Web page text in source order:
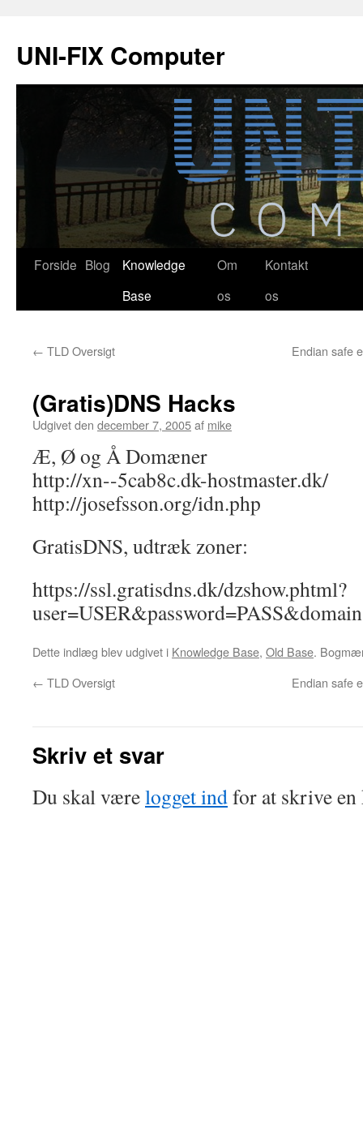
indhold
UNI-FIX Computer
Forside Blog
Knowledge
Base
Om
os
Kontakt
os
← TLD Oversigt Endian safe
(Gratis)DNS Hacks
Udgivet den december 7, 2005af mike
Æ, Ø og Å Domæner
http://xn--5cab8c.dk-hostmaster.dk/
http://josefsson.org/idn.php
GratisDNS, udtræk zoner:
https://ssl.gratisdns.dk/dzshow.phtml?
Dette indlæg blev udgivet i Knowledge Base, Old Base.
← TLD Oversigt Endian safe
Skriv et svar
Du skal værelogget indfor at skrive en